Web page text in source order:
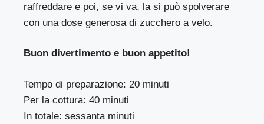
raffreddare e poi, se vi va, la si può spolverare
con una dose generosa di zucchero a velo.
Buon divertimento e buon appetito!
Tempo di preparazione: 20 minuti
Per la cottura: 40 minuti
In totale: sessanta minuti